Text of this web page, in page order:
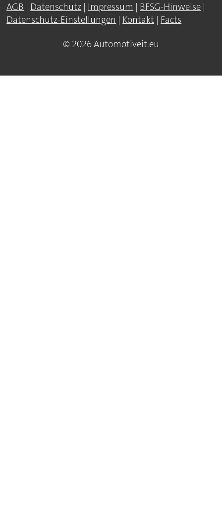
AGB | Datenschutz | Impressum | BFSG-Hinweise |
Datenschutz-Einstellungen | Kontakt | Facts
© 2026 Automotiveit.eu